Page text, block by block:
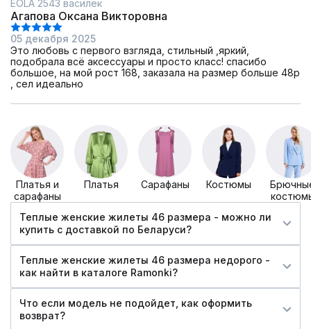
EOLA 2543 василек
Агапова Оксана Викторовна
05 декабря 2025
Это любовь с первого взгляда, стильный ,яркий,
подобрала всё аксессуары и просто класс! спасибо
большое, на мой рост 168, заказала на размер больше 48р
, сел идеально
Платья и
сарафаны
Платья Сарафаны Костюмы
Теплые женские жилеты 46 размера - можно ли
купить c доставкой по Беларуси?
Теплые женские жилеты 46 размера недорого -
как найти в каталоге Ramonki?
Что если модель не подойдет, как оформить
возврат?